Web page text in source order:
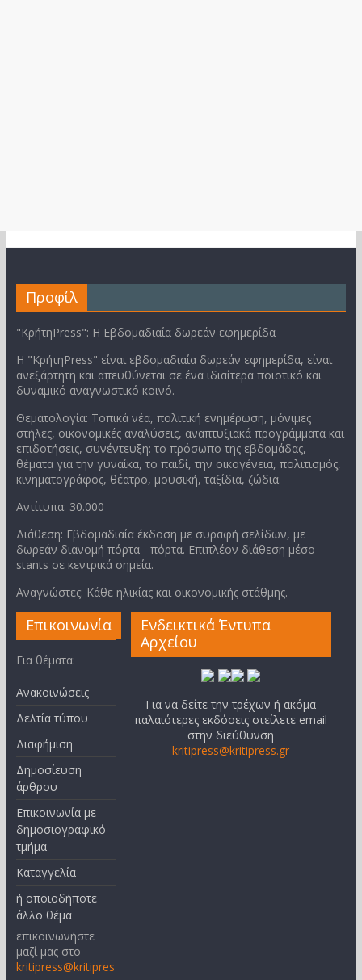
Προφίλ
"ΚρήτηPress": Η Εβδομαδιαία δωρεάν εφημερίδα
Η "ΚρήτηPress" είναι εβδομαδιαία δωρεάν εφημερίδα, είναι
ανεξάρτητη και απευθύνεται σε ένα ιδιαίτερα ποιοτικό και
δυναμικό αναγνωστικό κοινό.
Θεματολογία: Τοπικά νέα, πολιτική ενημέρωση, μόνιμες
στήλες, οικονομικές αναλύσεις, αναπτυξιακά προγράμματα και
επιδοτήσεις, συνέντευξη: το πρόσωπο της εβδομάδας,
θέματα για την γυναίκα, το παιδί, την οικογένεια, πολιτισμός,
κινηματογράφος, θέατρο, μουσική, ταξίδια, ζώδια.
Αντίτυπα: 30.000
Διάθεση: Εβδομαδιαία έκδοση με συραφή σελίδων, με
δωρεάν διανομή πόρτα - πόρτα. Επιπλέον διάθεση μέσο
stants σε κεντρικά σημεία.
Αναγνώστες: Κάθε ηλικίας και οικονομικής στάθμης.
Επικοινωνία
Για θέματα:
Ανακοινώσεις
Δελτία τύπου
Διαφήμιση
Δημοσίευση
άρθρου
Επικοινωνία με
δημοσιογραφικό
τμήμα
Καταγγελία
ή οποιοδήποτε
άλλο θέμα
επικοινωνήστε
μαζί μας στο
kritipress@kritipres
Ενδεικτικά Έντυπα
Αρχείου
Για να δείτε την τρέχων ή ακόμα
παλαιότερες εκδόσεις στείλετε email
στην διεύθυνση
kritipress@kritipress.gr